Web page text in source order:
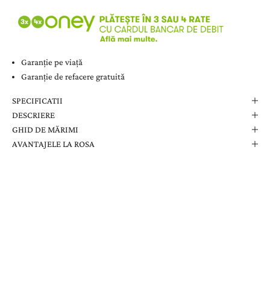
Garanție pe viață
Garanție de refacere gratuită
SPECIFICATII
DESCRIERE
GHID DE MĂRIMI
AVANTAJELE LA ROSA